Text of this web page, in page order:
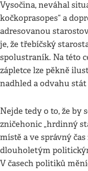
Vysočina, neváhal
kočkoprasopes“ a
adresovanou
je, že třebíčský
spolustraník. Na této
zápletce lze pěkně
nadhled a odvahu stát
Nejde tedy o to, že by
zničehonic „hrdinný
místě a ve správný
dlouholetým
V časech politiků